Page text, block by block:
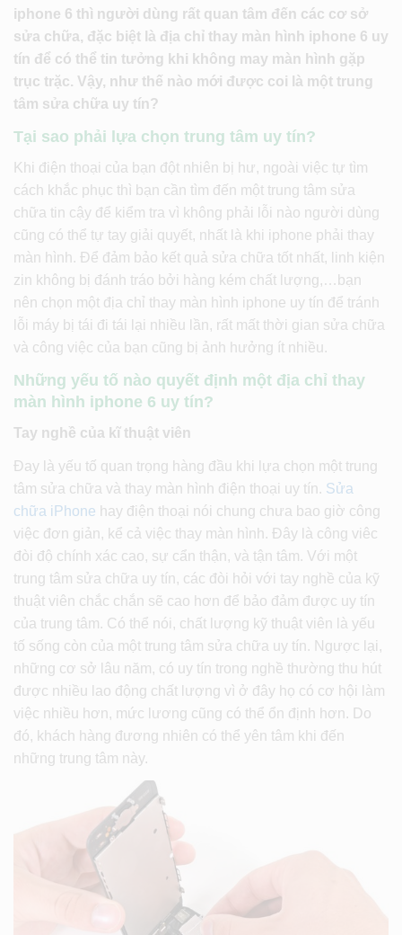
iphone 6 thì người dùng rất quan tâm đến các cơ sở
sửa chữa, đặc biệt là địa chỉ thay màn hình iphone 6 uy
tín để có thể tin tưởng khi không may màn hình gặp
trục trặc. Vậy, như thế nào mới được coi là một trung
tâm sửa chữa uy tín?
Tại sao phải lựa chọn trung tâm uy tín?
Khi điện thoại của bạn đột nhiên bị hư, ngoài việc tự tìm
cách khắc phục thì bạn cần tìm đến một trung tâm sửa
chữa tin cậy để kiểm tra vì không phải lỗi nào người dùng
cũng có thể tự tay giải quyết, nhất là khi iphone phải thay
màn hình. Để đảm bảo kết quả sửa chữa tốt nhất, linh kiện
zin không bị đánh tráo bởi hàng kém chất lượng,…bạn
nên chọn một địa chỉ thay màn hình iphone uy tín để tránh
lỗi máy bị tái đi tái lại nhiều lần, rất mất thời gian sửa chữa
và công việc của bạn cũng bị ảnh hưởng ít nhiều.
Những yếu tố nào quyết định một địa chỉ thay
màn hình iphone 6 uy tín?
Tay nghề của kĩ thuật viên
Đay là yếu tố quan trọng hàng đầu khi lựa chọn một trung
tâm sửa chữa và thay màn hình điện thoại uy tín. Sửa
chữa iPhone hay điện thoại nói chung chưa bao giờ công
việc đơn giản, kể cả việc thay màn hình. Đây là công viêc
đòi độ chính xác cao, sự cẩn thận, và tận tâm. Với một
trung tâm sửa chữa uy tín, các đòi hỏi với tay nghề của kỹ
thuật viên chắc chắn sẽ cao hơn để bảo đảm được uy tín
của trung tâm. Có thể nói, chất lượng kỹ thuật viên là yếu
tố sống còn của một trung tâm sửa chữa uy tín. Ngược lại,
những cơ sở lâu năm, có uy tín trong nghề thường thu hút
được nhiều lao động chất lượng vì ở đây họ có cơ hội làm
việc nhiều hơn, mức lương cũng có thể ổn định hơn. Do
đó, khách hàng đương nhiên có thể yên tâm khi đến
những trung tâm này.